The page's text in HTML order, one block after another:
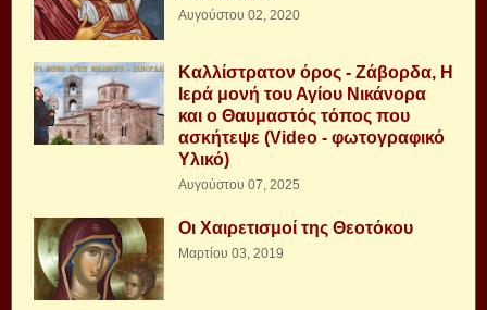
Αυγούστου 02, 2020
Καλλίστρατον όρος - Ζάβορδα, Η
Ιερά μονή του Αγίου Νικάνορα
και ο Θαυμαστός τόπος που
ασκήτεψε (Video - φωτογραφικό
Υλικό)
Αυγούστου 07, 2025
Οι Χαιρετισμοί της Θεοτόκου
Μαρτίου 03, 2019